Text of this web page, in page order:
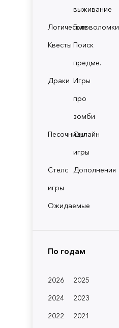
выживание
ЛогическиеГоловоломки
Квесты Поиск
предме.
Драки Игры
про
зомби
ПесочницыОнлайн
игры
Стелс
игры
Дополнения
Ожидаемые
По годам
2026
2025
2024
2023
2022
2021